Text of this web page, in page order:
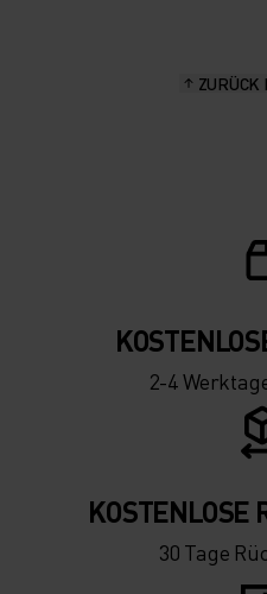
ZURÜCK
2-4
KOSTENLOSE
30 Tage